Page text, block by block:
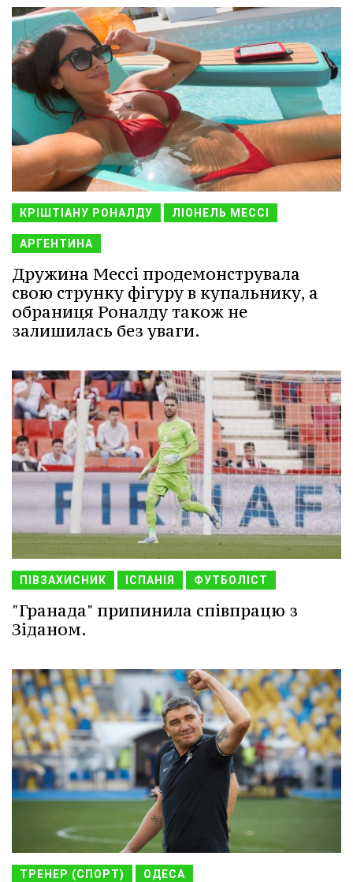
КРІШТІАНУ РОНАЛДУ ЛІОНЕЛЬ МЕССІ
АРГЕНТИНА
Дружина Мессі продемонструвала
свою струнку фігуру в купальнику, а
обраниця Роналду також не
залишилась без уваги.
ПІВЗАХИСНИК ІСПАНІЯ ФУТБОЛІСТ
"Гранада" припинила співпрацю з
Зіданом.
ТРЕНЕР (СПОРТ) ОДЕСА